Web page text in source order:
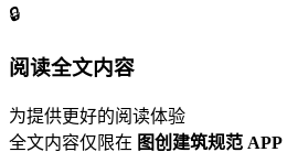
🔒
阅读全文内容
为提供更好的阅读体验
全文内容仅限在 图创建筑规范 APP